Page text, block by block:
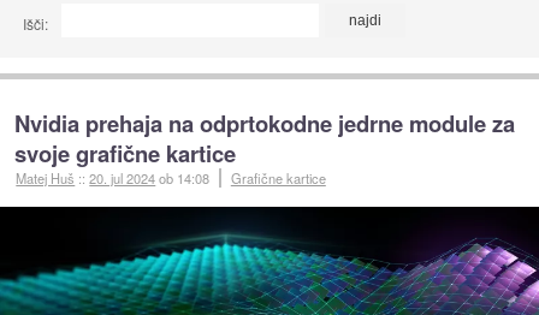
Išči:
Nvidia prehaja na odprtokodne jedrne module za
svoje grafične kartice
Matej Huš ::20. jul 2024ob 14:08 Grafične kartice